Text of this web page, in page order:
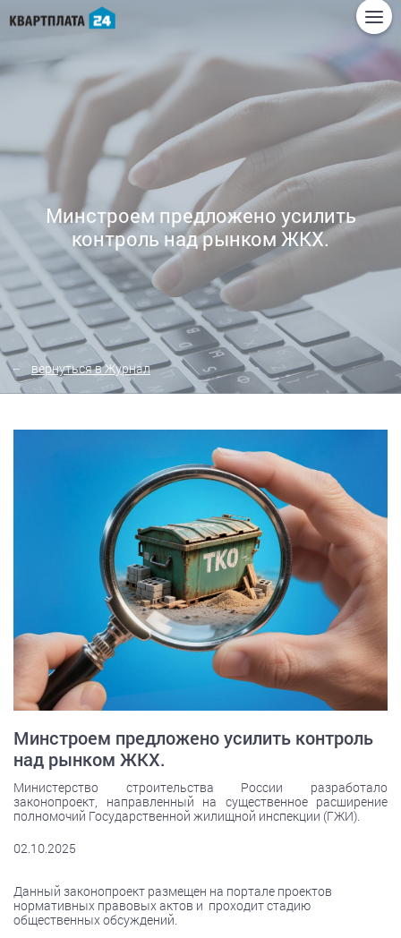
Минстроем предложено усилить
контроль над рынком ЖКХ.
вернуться в Журнал
Минстроем предложено усилить контроль
над рынком ЖКХ.
Министерство строительства России разработало
законопроект, направленный на существенное расширение
полномочий Государственной жилищной инспекции (ГЖИ).
02.10.2025
Данный законопроект размещен на портале проектов
нормативных правовых актов и проходит стадию
общественных обсуждений.